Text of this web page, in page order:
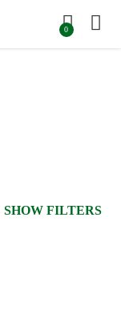
0
SHOW FILTERS